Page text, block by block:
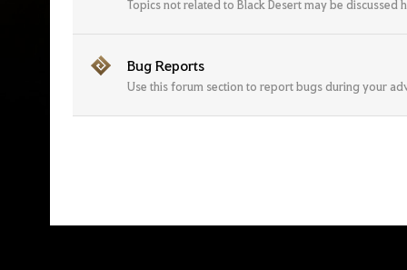
Topics not related to Black Desert may be discussed
Bug Reports
Use this forum section to report bugs during your